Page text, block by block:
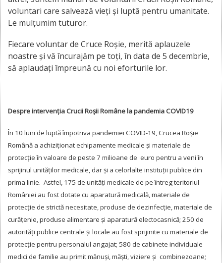
voluntari care salvează vieți și luptă pentru umanitate.
Le mulțumim tuturor.
Fiecare voluntar de Cruce Roșie, merită aplauzele
noastre și vă încurajăm pe toți, în data de 5 decembrie,
să aplaudați împreună cu noi eforturile lor.
Despre intervenția Crucii Roșii Române la pandemia COVID19
În 10 luni de luptă împotriva pandemiei COVID-19, Crucea Roșie
Română a achiziționat echipamente medicale și materiale de
protecție în valoare de peste 7 milioane de euro pentru a veni în
sprijinul unităților medicale, dar și a celorlalte instituții publice din
prima linie. Astfel, 175 de unități medicale de pe întreg teritoriul
României au fost dotate cu aparatură medicală, materiale de
protecție de strictă necesitate, produse de dezinfecție, materiale de
curățenie, produse alimentare și aparatură electocasnică; 250 de
autorități publice centrale și locale au fost sprijinite cu materiale de
protecție pentru personalul angajat; 580 de cabinete individuale
medici de familie au primit mănuși, măști, viziere și combinezoane;